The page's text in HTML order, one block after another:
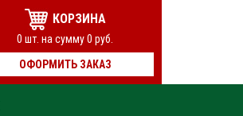
КОРЗИНА
0 шт. на сумму0 руб.
ОФОРМИТЬ ЗАКАЗ